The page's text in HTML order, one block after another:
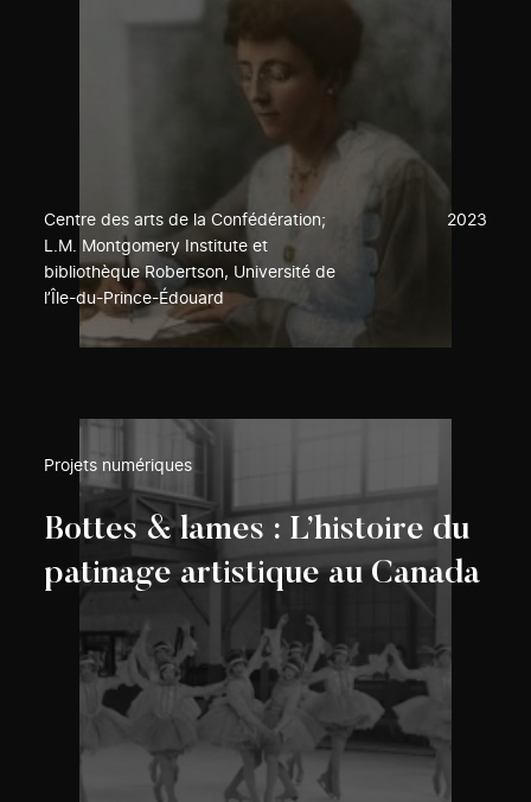
Centre des arts de la Confédération;
L.M. Montgomery Institute et
bibliothèque Robertson, Université de
l’Île-du-Prince-Édouard
2023
Projets numériques
Bottes & lames : L’histoire du
patinage artistique au Canada